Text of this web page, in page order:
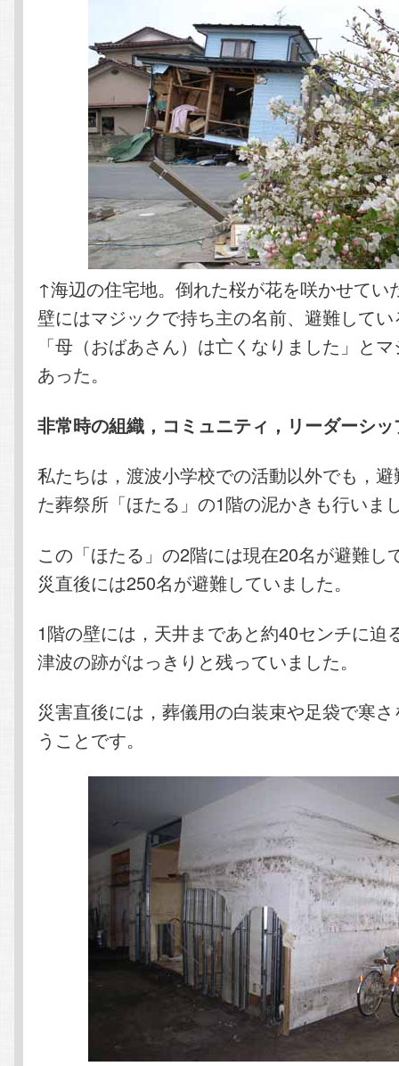
↑海辺の住宅地。倒れた桜が花を咲かせてい
壁にはマジックで持ち主の名前、避難して
「母（おばあさん）は亡くなりました」と
あった。
非常時の組織，コミュニティ，リーダーシッ
私たちは，渡波小学校での活動以外でも，
た葬祭所「ほたる」の1階の泥かきも行いま
この「ほたる」の2階には現在20名が避難し
災直後には250名が避難していました。
1階の壁には，天井まであと約40センチに迫
津波の跡がはっきりと残っていました。
災害直後には，葬儀用の白装束や足袋で寒
うことです。